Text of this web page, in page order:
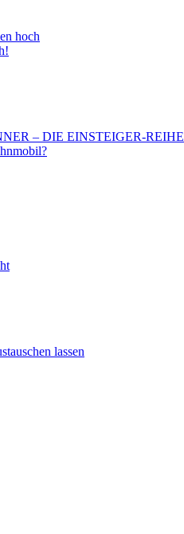
hoch
– DIE EINSTEIGER-REIHE
lassen